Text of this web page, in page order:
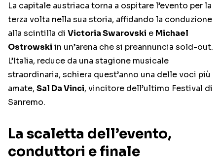
La capitale austriaca torna a ospitare l’evento per la
terza volta nella sua storia, affidando la conduzione
alla scintilla di Victoria Swarovski e Michael
Ostrowski in un’arena che si preannuncia sold-out.
L’Italia, reduce da una stagione musicale
straordinaria, schiera quest’anno una delle voci più
amate, Sal Da Vinci, vincitore dell’ultimo Festival di
Sanremo.
La scaletta dell’evento,
conduttori e finale